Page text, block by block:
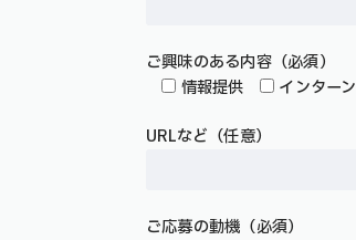
ご興味のある内容（必須）
情報提供
インターン
URLなど（任意）
ご応募の動機（必須）